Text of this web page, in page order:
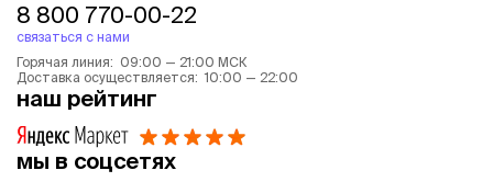
8 800 770-00-22
связаться с нами
Горячая линия: 09:00 — 21:00 МСК
Доставка осуществляется: 10:00 — 22:00
наш рейтинг
мы в соцсетях